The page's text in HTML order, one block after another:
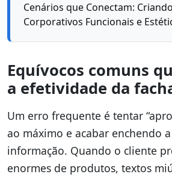
Cenários que Conectam:
Corporativos Funcionais e
Equívocos comuns
a efetividade da
Um erro frequente é tentar
ao máximo e acabar enchendo
informação. Quando o cliente
enormes de produtos, textos